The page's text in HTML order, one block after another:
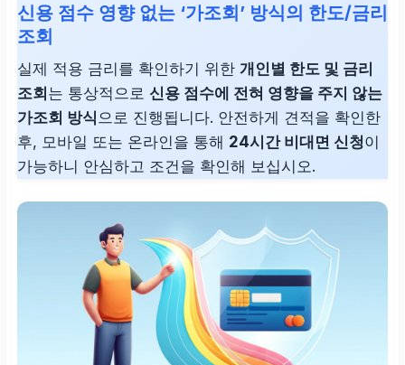
신용 점수 영향 없는 ‘가조회’ 방식의 한도/금리
조회
실제 적용 금리를 확인하기 위한 개인별 한도 및 금리
조회는 통상적으로 신용 점수에 전혀 영향을 주지 않는
가조회 방식 으로 진행됩니다. 안전하게 견적을 확인한
후, 모바일 또는 온라인을 통해 24시간 비대면 신청이
가능하니 안심하고 조건을 확인해 보십시오.